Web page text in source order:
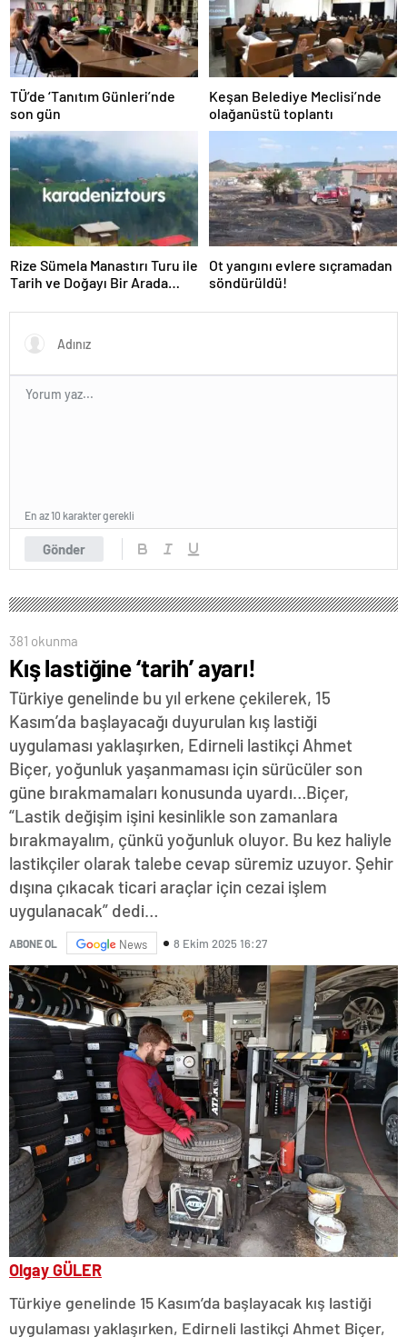
TÜ’de ‘Tanıtım Günleri’nde
son gün
Keşan Belediye Meclisi’nde
olağanüstü toplantı
Rize Sümela Manastırı Turu ile
Tarih ve Doğayı Bir Arada
Ot yangını evlere sıçramadan
söndürüldü!
Gönder
En az 10 karakter gerekli
381 okunma
Kış lastiğine ‘tarih’ ayarı!
Türkiye genelinde bu yıl erkene çekilerek, 15
Kasım’da başlayacağı duyurulan kış lastiği
uygulaması yaklaşırken, Edirneli lastikçi Ahmet
Biçer, yoğunluk yaşanmaması için sürücüler son
güne bırakmamaları konusunda uyardı…Biçer,
“Lastik değişim işini kesinlikle son zamanlara
bırakmayalım, çünkü yoğunluk oluyor. Bu kez haliyle
lastikçiler olarak talebe cevap süremiz uzuyor. Şehir
dışına çıkacak ticari araçlar için cezai işlem
uygulanacak” dedi…
ABONE OL News 8 Ekim 2025 16:27
Olgay GÜLER
Türkiye genelinde 15 Kasım’da başlayacak kış lastiği
uygulaması yaklaşırken, Edirneli lastikçi Ahmet Biçer,